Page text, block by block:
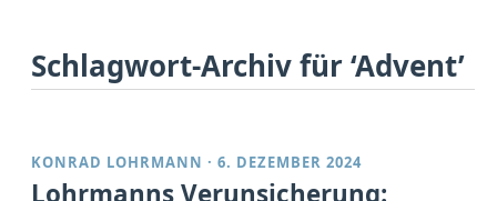
Schlagwort-Archiv für ‘Advent’
KONRAD LOHRMANN ·6. DEZEMBER 2024
Lohrmanns Verunsicherung: